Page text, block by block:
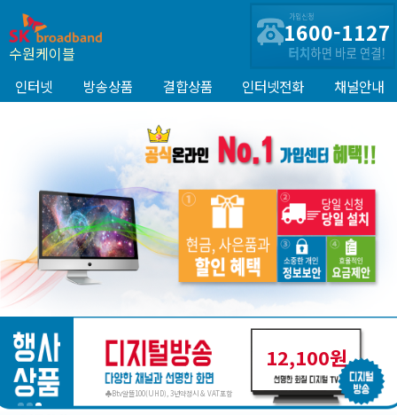
수원케이블
1600-1127
인터넷 방송상품 결합상품 인터넷전화 채널안내
12,100원
♣Btv알뜰100(UHD), 3년약정시 & VAT포함